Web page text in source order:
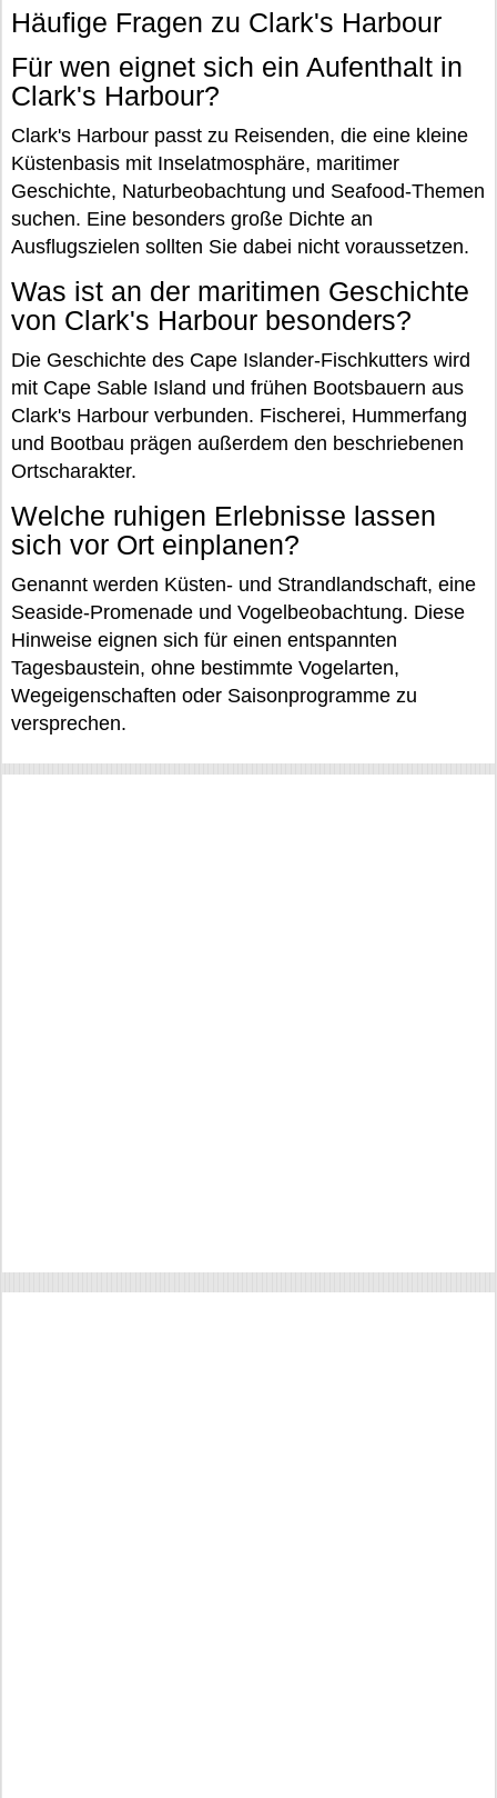
Häufige Fragen zu Clark's Harbour
Für wen eignet sich ein Aufenthalt in
Clark's Harbour?
Clark's Harbour passt zu Reisenden, die eine kleine
Küstenbasis mit Inselatmosphäre, maritimer
Geschichte, Naturbeobachtung und Seafood-Themen
suchen. Eine besonders große Dichte an
Ausflugszielen sollten Sie dabei nicht voraussetzen.
Was ist an der maritimen Geschichte
von Clark's Harbour besonders?
Die Geschichte des Cape Islander-Fischkutters wird
mit Cape Sable Island und frühen Bootsbauern aus
Clark's Harbour verbunden. Fischerei, Hummerfang
und Bootbau prägen außerdem den beschriebenen
Ortscharakter.
Welche ruhigen Erlebnisse lassen
sich vor Ort einplanen?
Genannt werden Küsten- und Strandlandschaft, eine
Seaside-Promenade und Vogelbeobachtung. Diese
Hinweise eignen sich für einen entspannten
Tagesbaustein, ohne bestimmte Vogelarten,
Wegeigenschaften oder Saisonprogramme zu
versprechen.